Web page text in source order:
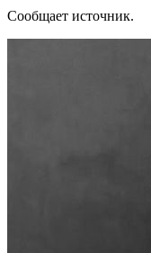
Сообщает источник.